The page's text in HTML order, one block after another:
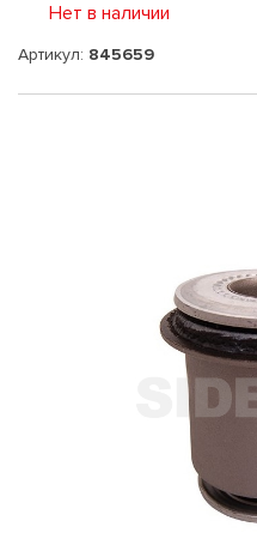
Нет в наличии
Артикул: 845659